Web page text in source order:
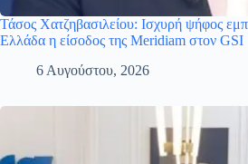
Τάσος Χατζηβασιλείου: Ισχυρή ψήφος
Ελλάδα η είσοδος της Meridiam στον GSI
6 Αυγούστου, 2026